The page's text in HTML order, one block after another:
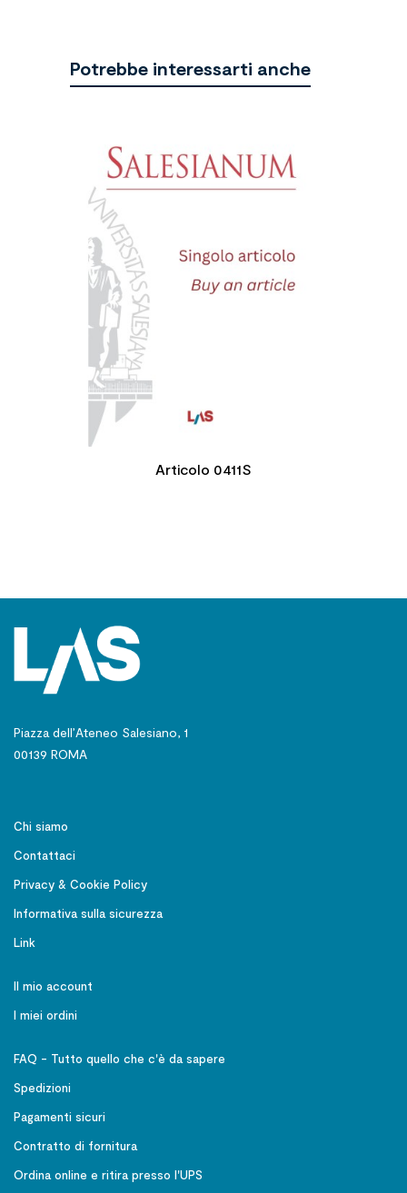
Potrebbe interessarti anche
Articolo 0411S
Piazza dell’Ateneo Salesiano, 1
00139 ROMA
Chi siamo
Contattaci
Privacy & Cookie Policy
Informativa sulla sicurezza
Link
Il mio account
I miei ordini
FAQ - Tutto quello che c'è da sapere
Spedizioni
Pagamenti sicuri
Contratto di fornitura
Ordina online e ritira presso l'UPS